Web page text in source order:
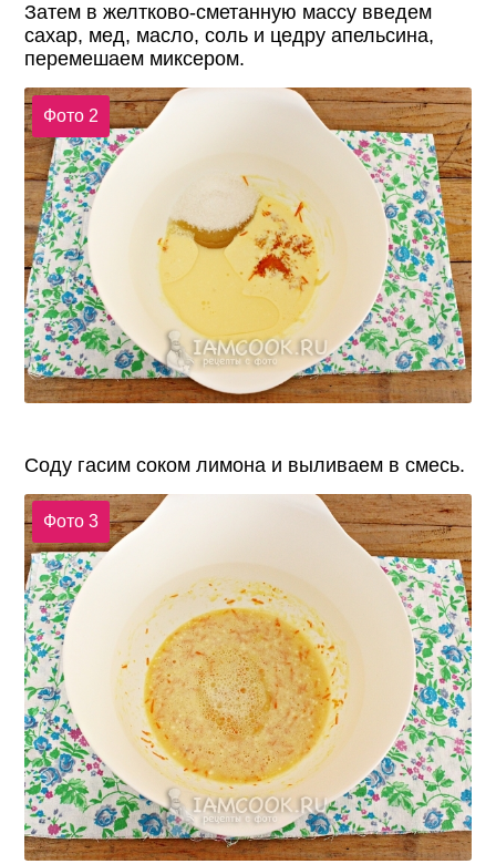
Затем в желтково-сметанную массу введем
сахар, мед, масло, соль и цедру апельсина,
перемешаем миксером.
Фото 2
Соду гасим соком лимона и выливаем в смесь.
Фото 3